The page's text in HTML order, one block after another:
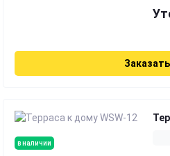
Заказать
в наличии